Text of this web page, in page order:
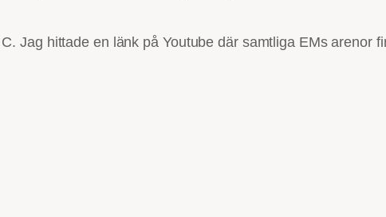
Jag hittade en länk på Youtube där samtliga EMs arenor